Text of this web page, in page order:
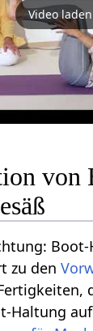
Video laden
von
zu den
Haltung